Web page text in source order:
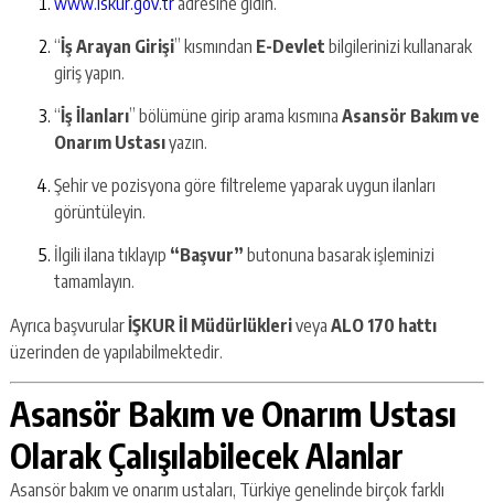
“İş Arayan Girişi” kısmından E-Devlet bilgilerinizi kullanarak
giriş yapın.
“İş İlanları” bölümüne girip arama kısmına Asansör Bakım ve
Onarım Ustasıyazın.
Şehir ve pozisyona göre filtreleme yaparak uygun ilanları
görüntüleyin.
İlgili ilana tıklayıp “Başvur” butonuna basarak işleminizi
tamamlayın.
Ayrıca başvurularİŞKUR İl Müdürlükleriveya ALO 170 hattı
üzerinden de yapılabilmektedir.
Asansör Bakım ve Onarım Ustası
Olarak Çalışılabilecek Alanlar
Asansör bakım ve onarım ustaları, Türkiye genelinde birçok farklı